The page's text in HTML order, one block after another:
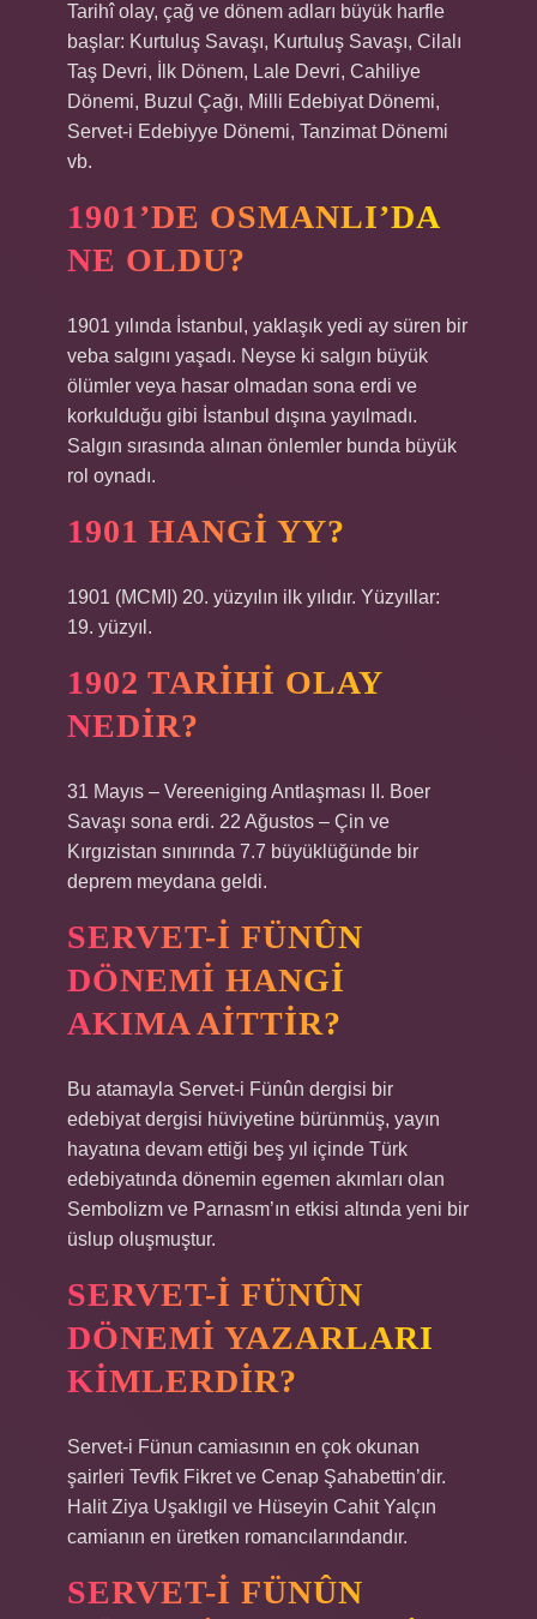
Tarihî olay, çağ ve dönem adları büyük harfle
başlar: Kurtuluş Savaşı, Kurtuluş Savaşı, Cilalı
Taş Devri, İlk Dönem, Lale Devri, Cahiliye
Dönemi, Buzul Çağı, Milli Edebiyat Dönemi,
Servet-i Edebiyye Dönemi, Tanzimat Dönemi
vb.
1901’DE OSMANLI’DA
NE OLDU?
1901 yılında İstanbul, yaklaşık yedi ay süren bir
veba salgını yaşadı. Neyse ki salgın büyük
ölümler veya hasar olmadan sona erdi ve
korkulduğu gibi İstanbul dışına yayılmadı.
Salgın sırasında alınan önlemler bunda büyük
rol oynadı.
1901 HANGI YY?
1901 (MCMI) 20. yüzyılın ilk yılıdır. Yüzyıllar:
19. yüzyıl.
1902 TARIHI OLAY
NEDIR?
31 Mayıs – Vereeniging Antlaşması II. Boer
Savaşı sona erdi. 22 Ağustos – Çin ve
Kırgızistan sınırında 7.7 büyüklüğünde bir
deprem meydana geldi.
SERVET-I FÜNÛN
DÖNEMI HANGI
AKIMA AITTIR?
Bu atamayla Servet-i Fünûn dergisi bir
edebiyat dergisi hüviyetine bürünmüş, yayın
hayatına devam ettiği beş yıl içinde Türk
edebiyatında dönemin egemen akımları olan
Sembolizm ve Parnasm’ın etkisi altında yeni bir
üslup oluşmuştur.
SERVET-I FÜNÛN
DÖNEMI YAZARLARI
KIMLERDIR?
Servet-i Fünun camiasının en çok okunan
şairleri Tevfik Fikret ve Cenap Şahabettin’dir.
Halit Ziya Uşaklıgil ve Hüseyin Cahit Yalçın
camianın en üretken romancılarındandır.
SERVET-I FÜNÛN